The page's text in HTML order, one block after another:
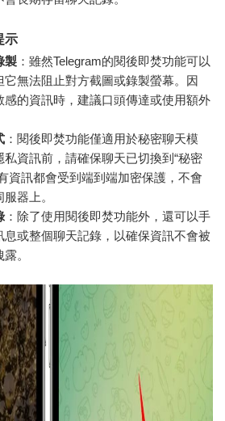
示
製 ：雖然Telegram的閱後即焚功能可以
它無法阻止對方截圖或錄製螢幕。因
感的資訊時，建議口頭傳達或使用額外
：閱後即焚功能僅適用於秘密聊天模
資訊前，請確保聊天已切換到“秘密
資訊都會受到端到端加密保護，不會
器上。
：除了使用閱後即焚功能外，還可以手
息或整個聊天記錄，以確保資訊不會被
。